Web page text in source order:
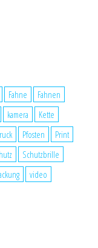
Fahne
Fahnen
kamera
Kette
Pfosten
Print
Schutzbrille
video